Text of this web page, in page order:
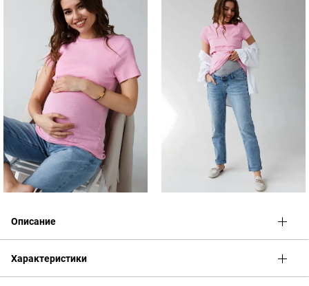
Описание
Универсальная футболка
базового гардероба беременных и кормящих. Выполнена по
специальным лекалам с учётом постепенного роста живота. В
Характеристики